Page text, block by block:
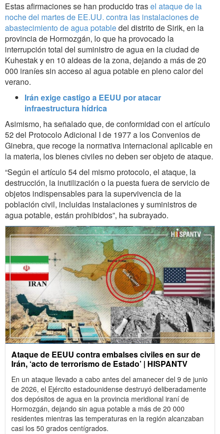
Estas afirmaciones se han producido trasel ataque de la
noche del martes de EE.UU. contra las instalaciones de
abastecimiento de agua potabledel distrito de Sirik, en la
provincia de Hormozgán, lo que ha provocado la
interrupción total del suministro de agua en la ciudad de
Kuhestak y en 10 aldeas de la zona, dejando a más de 20
000 iraníes sin acceso al agua potable en pleno calor del
verano.
Irán exige castigo a EEUU por atacar
infraestructura hídrica
Asimismo, ha señalado que, de conformidad con el artículo
52 del Protocolo Adicional I de 1977 a los Convenios de
Ginebra, que recoge la normativa internacional aplicable en
la materia, los bienes civiles no deben ser objeto de ataque.
“Según el artículo 54 del mismo protocolo, el ataque, la
destrucción, la inutilización o la puesta fuera de servicio de
objetos indispensables para la supervivencia de la
población civil, incluidas instalaciones y suministros de
agua potable, están prohibidos”, ha subrayado.
Ataque de EEUU contra embalses civiles en sur de
Irán, ‘acto de terrorismo de Estado’ | HISPANTV
En un ataque llevado a cabo antes del amanecer del 9 de junio
de 2026, el Ejército estadounidense destruyó deliberadamente
dos depósitos de agua en la provincia meridional iraní de
Hormozgán, dejando sin agua potable a más de 20 000
residentes mientras las temperaturas en la región alcanzaban
casi los 50 grados centígrados.